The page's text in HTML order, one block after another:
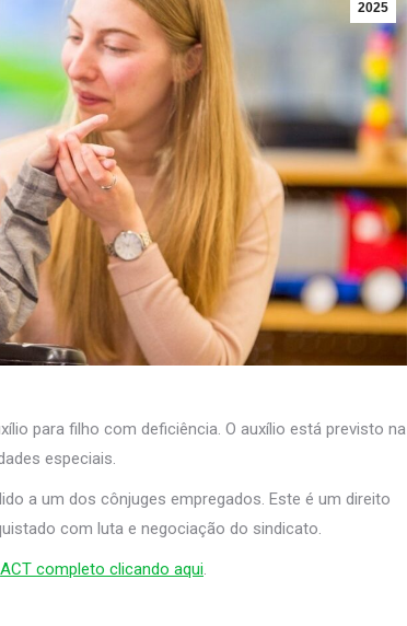
2025
para filho com deficiência. O auxílio está previsto na
especiais.
a um dos cônjuges empregados. Este é um direito
com luta e negociação do sindicato.
ACT completo clicando aqui.